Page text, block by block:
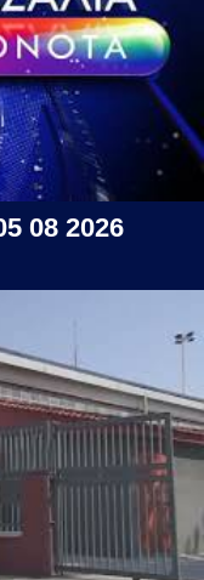
08 2026